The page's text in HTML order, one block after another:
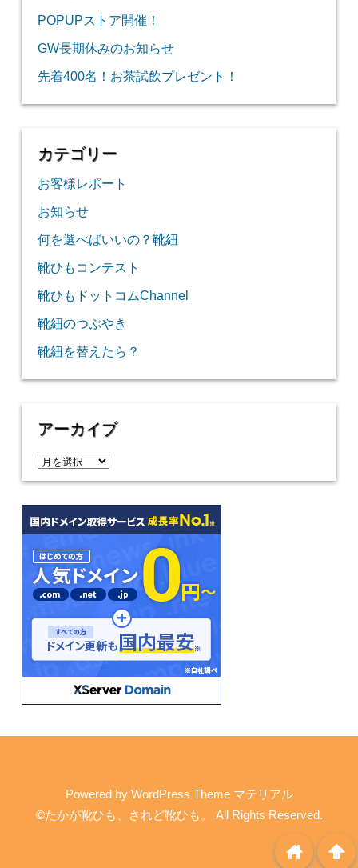
POPUPストア開催！
GW長期休みのお知らせ
先着400名！お茶試飲プレゼント！
カテゴリー
お客様レポート
お知らせ
何を選べばいいの？靴紐
靴ひもコンテスト
靴ひもドットコムChannel
靴紐のつぶやき
靴紐を替えたら？
アーカイブ
Powered by WordPress Theme マテリアル
©たかが靴ひも、されど靴ひも。
All Rights Reserved.
arrowup
home